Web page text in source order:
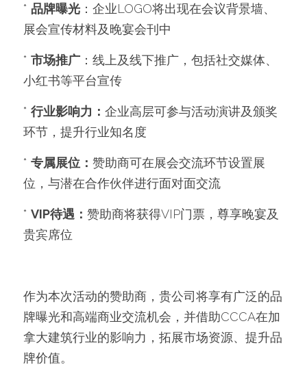
* 品牌曝光 ：企业LOGO将出现在会议背景墙、
展会宣传材料及晚宴会刊中
* 市场推广 ：线上及线下推广，包括社交媒体、
小红书等平台宣传
* 行业影响力： 企业高层可参与活动演讲及颁奖
环节，提升行业知名度
* 专属展位： 赞助商可在展会交流环节设置展
位，与潜在合作伙伴进行面对面交流
* VIP待遇： 赞助商将获得VIP门票，尊享晚宴及
贵宾席位
作为本次活动的赞助商，贵公司将享有广泛的品
牌曝光和高端商业交流机会，并借助CCCA在加
拿大建筑行业的影响力，拓展市场资源、提升品
牌价值。